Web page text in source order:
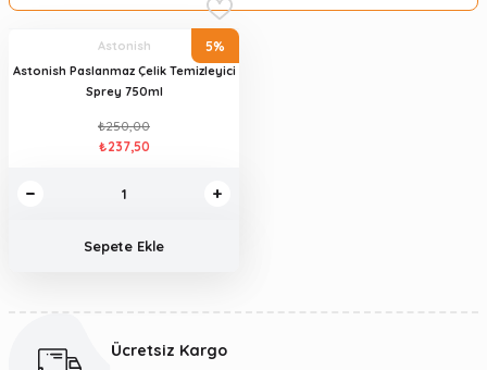
5%
Astonish
Astonish Paslanmaz Çelik Temizleyici
Sprey 750ml
₺250,00
₺237,50
Sepete Ekle
Ücretsiz Kargo